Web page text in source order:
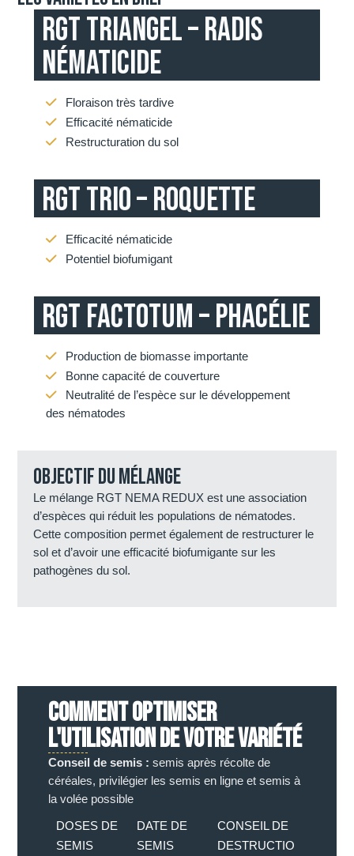
RGT TRIANGEL – RADIS
NÉMATICIDE
Floraison très tardive
Efficacité nématicide
Restructuration du sol
RGT TRIO – ROQUETTE
Efficacité nématicide
Potentiel biofumigant
RGT FACTOTUM – PHACÉLIE
Production de biomasse importante
Bonne capacité de couverture
Neutralité de l’espèce sur le développement
des nématodes
Objectif du mélange
Le mélange RGT NEMA REDUX est une association
d’espèces qui réduit les populations de nématodes.
Cette composition permet également de restructurer le
sol et d’avoir une efficacité biofumigante sur les
pathogènes du sol.
COMMENT OPTIMISER
L'UTILISATION DE VOTRE VARIÉTÉ
Conseil de semis : semis après récolte de
céréales, privilégier les semis en ligne et semis à
la volée possible
DOSES DE
SEMIS
DATE DE
SEMIS
CONSEIL DE
DESTRUCTIO